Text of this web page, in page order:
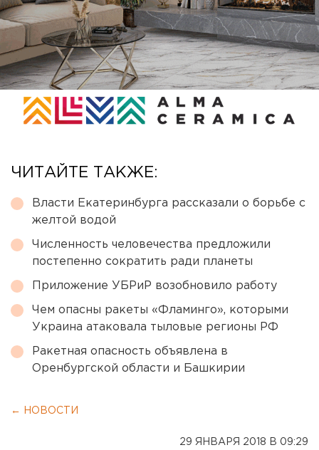
ЧИТАЙТЕ ТАКЖЕ:
Власти Екатеринбурга рассказали о борьбе с
желтой водой
Численность человечества предложили
постепенно сократить ради планеты
Приложение УБРиР возобновило работу
Чем опасны ракеты «Фламинго», которыми
Украина атаковала тыловые регионы РФ
Ракетная опасность объявлена в
Оренбургской области и Башкирии
← НОВОСТИ
29 ЯНВАРЯ 2018 В 09:29